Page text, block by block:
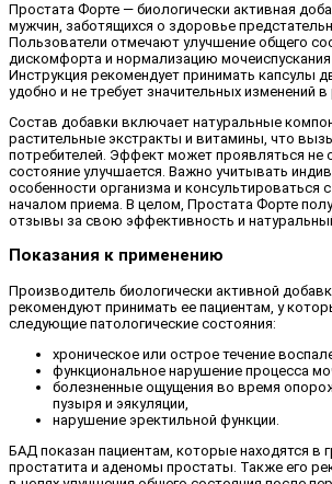
Простата Форте — биологически активная
мужчин, заботящихся о здоровье
Пользователи отмечают улучшение общего
дискомфорта и нормализацию
Инструкция рекомендует принимать капсулы
удобно и не требует значительных изменений
Состав добавки включает натуральные
растительные экстракты и витамины, что
потребителей. Эффект может проявляться не
состояние улучшается. Важно учитывать
особенности организма и консультироваться
началом приема. В целом, Простата Форте
отзывы за свою эффективность и
Показания к применению
Производитель биологически активной
рекомендуют принимать ее пациентам, у
следующие патологические состояния:
хроническое или острое течение
функциональное нарушение процесса
болезненные ощущения во время
пузыря и эякуляции,
нарушение эректильной функции.
БАД показан пациентам, которые находятся в
простатита и аденомы простаты. Также его